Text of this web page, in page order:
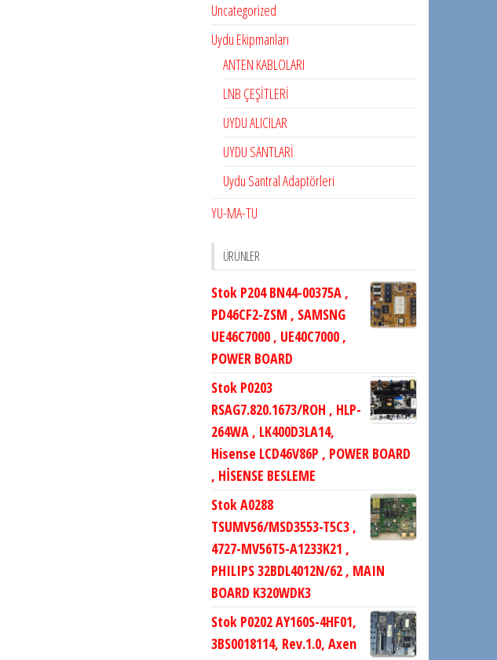
Uncategorized
Uydu Ekipmanları
ANTEN KABLOLARI
LNB ÇEŞİTLERİ
UYDU ALICILAR
UYDU SANTLARİ
Uydu Santral Adaptörleri
YU-MA-TU
ÜRÜNLER
Stok P204 BN44-00375A ,
PD46CF2-ZSM , SAMSNG
UE46C7000 , UE40C7000 ,
POWER BOARD
Stok P0203
RSAG7.820.1673/ROH , HLP-
264WA , LK400D3LA14,
Hisense LCD46V86P , POWER BOARD
, HİSENSE BESLEME
Stok A0288
TSUMV56/MSD3553-T5C3 ,
4727-MV56T5-A1233K21 ,
PHILIPS 32BDL4012N/62 , MAIN
BOARD K320WDK3
Stok P0202 AY160S-4HF01,
3BS0018114, Rev.1.0, Axen